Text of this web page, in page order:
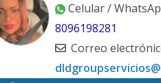
Celular /
8096198281
Correo